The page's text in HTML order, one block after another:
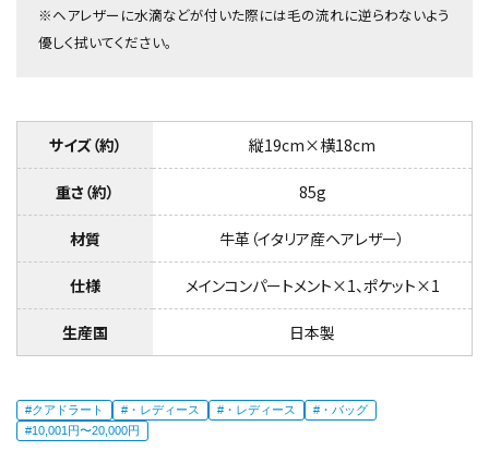
※ヘアレザーに水滴などが付いた際には毛の流れに逆らわないよう
優しく拭いてください。
サイズ（約） 縦19cm×横18cm
重さ（約） 85g
材質 牛革（イタリア産ヘアレザー）
仕様 メインコンパートメント×1、ポケット×1
生産国 日本製
#クアドラート #・レディース #・レディース
#・バッグ
#10,001円〜20,000円